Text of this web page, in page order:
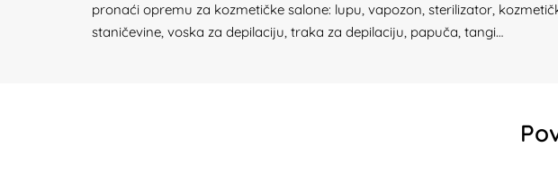
pronaći opremu za kozmetičke salone: lupu, vapozon, sterilizator,
staničevine, voska za depilaciju, traka za depilaciju, papuča, tangi…